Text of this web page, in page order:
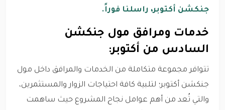
جنكشن أكتوبر، راسلنا فوراً.
خدمات ومرافق مول جنكشن
السادس من أكتوبر:
تتوافر مجموعة متكاملة من الخدمات والمرافق داخل مول
جنكشن أكتوبر؛ لتلبية كافة احتياجات الزوار والمستثمرين،
والتي تُعد من أهم عوامل نجاح المشروع حيث ساهمت